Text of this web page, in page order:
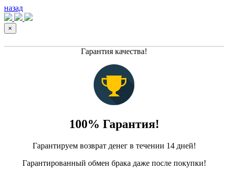
назад
×
Гарантия качества!
100% Гарантия!
Гарантируем возврат денег в течении 14 дней!
Гарантированный обмен брака даже после покупки!